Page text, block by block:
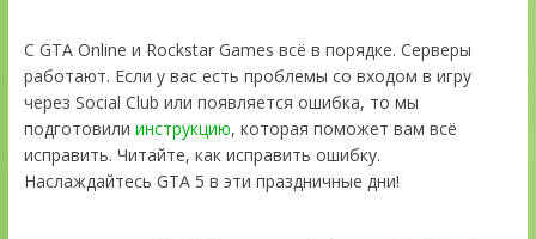
С GTA Online и Rockstar Games всё в порядке. Серверы
работают. Если у вас есть проблемы со входом в игру
через Social Club или появляется ошибка, то мы
подготовили инструкцию, которая поможет вам всё
исправить. Читайте, как исправить ошибку.
Наслаждайтесь GTA 5 в эти праздничные дни!